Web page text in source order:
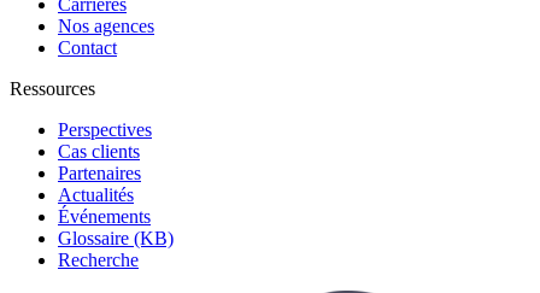
Carrières
Nos agences
Contact
Ressources
Perspectives
Cas clients
Partenaires
Actualités
Événements
Glossaire (KB)
Recherche